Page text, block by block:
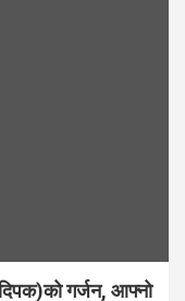
गर्जन, आफ्नो